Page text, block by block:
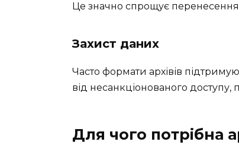
Це значно спрощує
Захист даних
Часто формати архівів
від несанкціонованого
Для чого потрібна